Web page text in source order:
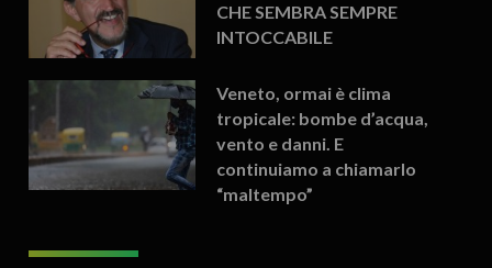
CHE SEMBRA SEMPRE
INTOCCABILE
Veneto, ormai è clima
tropicale: bombe d’acqua,
vento e danni. E
continuiamo a chiamarlo
“maltempo”